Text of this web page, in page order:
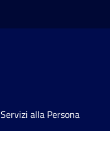
Servizi alla Persona